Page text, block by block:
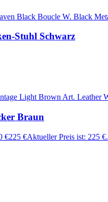
Stuhl Schwarz
Braun
€225 €Aktueller Preis ist: 225 €.